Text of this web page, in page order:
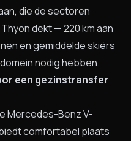
die de sectoren
dekt — 220 km aan
en gemiddelde skiërs
nodig hebben.
een gezinstransfer
Mercedes-Benz V-
comfortabel plaats